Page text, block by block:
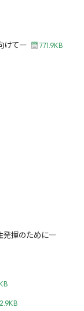
けて― 771.9KB
発揮のために―